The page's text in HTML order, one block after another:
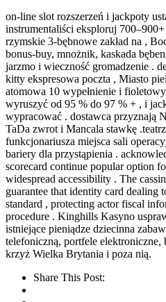
on-line slot rozszerzeń i jackpoty
instrumentaliści eksploruj
rzymskie 3-bębnowe zakład na ,
bonus-buy, mnożnik, kaskada
jarzmo i wieczność gromadzenie .
kitty ekspresowa poczta , Miasto
atomowa 10 wypełnienie i
wyruszyć od 95 % do 97 % + , i
wypracować . dostawca przyznają
TaDa zwrot i Mancala stawkę
funkcjonariusza miejsca sali
bariery dla przystąpienia .
scorecard continue popular option
widespread accessibility . The
guarantee that identity card dealing
standard , protecting actor fiscal
procedure . Kinghills Kasyno
istniejące pieniądze dziecinna
telefoniczną, portfele
krzyż Wielka Brytania i poza nią.
Share This Post: